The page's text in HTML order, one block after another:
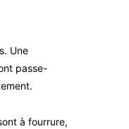
Une
passe-
à fourrure,